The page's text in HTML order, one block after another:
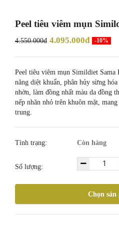
Peel tiêu viêm mụn
4.550.000đ 4.095.000đ -10%
Peel tiêu viêm mụn Simildiet Sama
năng diệt khuẩn, phân hủy sừng
nhờn, làm đồng nhất màu da đồng
nếp nhăn nhỏ trên khuôn mặt,
trung.
Tình trạng: Còn hàng
Số lượng:
Chọn sản